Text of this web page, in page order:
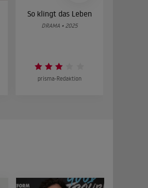
So klingt das Leben
DRAMA • 2025
prisma-Redaktion